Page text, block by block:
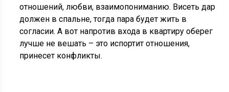
отношений, любви, взаимопониманию. Висеть дар
должен в спальне, тогда пара будет жить в
согласии. А вот напротив входа в квартиру оберег
лучше не вешать – это испортит отношения,
принесет конфликты.